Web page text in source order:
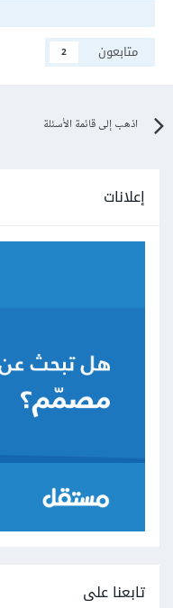
متابعون
2
اذهب إلى قائمة الأسئلة
إعلانات
تابعنا على